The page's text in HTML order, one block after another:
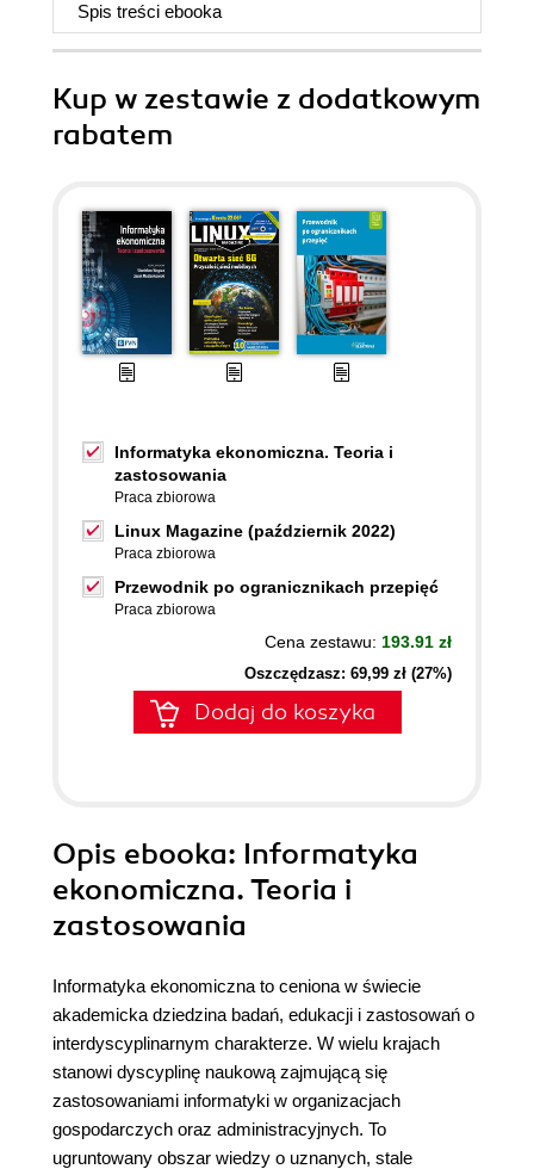
Spis treści ebooka
Kup w zestawie z dodatkowym
rabatem
Informatyka ekonomiczna. Teoria i
zastosowania
Praca zbiorowa
Linux Magazine (październik 2022)
Praca zbiorowa
Przewodnik po ogranicznikach przepięć
Praca zbiorowa
Cena zestawu: 193.91 zł
Oszczędzasz: 69,99 zł (27%)
Dodaj do koszyka
Opis ebooka: Informatyka
ekonomiczna. Teoria i
zastosowania
Informatyka ekonomiczna to ceniona w świecie
akademicka dziedzina badań, edukacji i zastosowań o
interdyscyplinarnym charakterze. W wielu krajach
stanowi dyscyplinę naukową zajmującą się
zastosowaniami informatyki w organizacjach
gospodarczych oraz administracyjnych. To
ugruntowany obszar wiedzy o uznanych, stale